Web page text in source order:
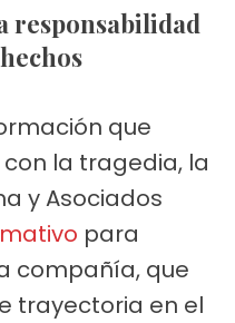
que
la tragedia, la
y Asociados
para
compañía, que
trayectoria en el